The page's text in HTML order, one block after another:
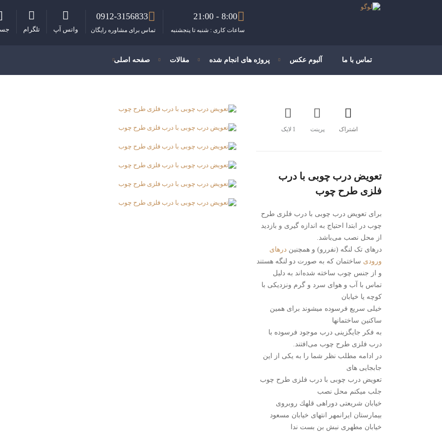
8:00 - 21:00
ساعات کاری : شنبه تا پنجشنبه
0912-3156833
تماس برای مشاوره رایگان واتس آپ تلگرام
صفحه اصلی مقالات پروژه های انجام شده آلبوم عکس تماس با ما
اشتراک پرینت 1 لایک
تعویض درب چوبی با درب
فلزی طرح چوب
برای تعویض درب چوبی با درب فلزی طرح
چوب در ابتدا احتیاج به اندازه گیری و بازدید
از محل نصب می‌باشد.
درهای تک لنگه (نفررو) و همچنین درهای
ورودی ساختمان که به صورت دو لنگه هستند
و از جنس چوب ساخته شده‌اند به دلیل
تماس با آب و هوای سرد و گرم ونزدیکی با
کوچه یا خیابان
خیلی سریع فرسوده میشوند برای همین
ساکنین ساختمانها
به فکر جایگزینی درب موجود فرسوده با
درب فلزی طرح چوب می‌افتند.
در ادامه مطلب نظر شما را به یکی از این
جابجایی های
تعویض درب چوبی با درب فلزی طرح چوب
جلب میکنم محل نصب
خيابان شريعتى دوراهى قلهك روبروى
بيمارستان ايرانمهر انتهاى خيابان مسعود
خيابان مطهرى نبش بن بست ندا